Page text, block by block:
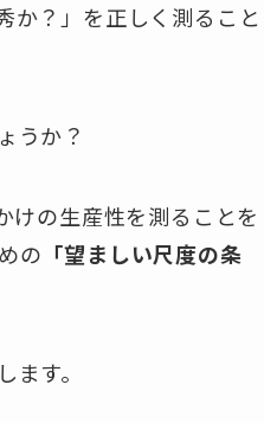
か？」を正しく測ること
うか？
の生産性を測ることを
の 「望ましい尺度の条
す。